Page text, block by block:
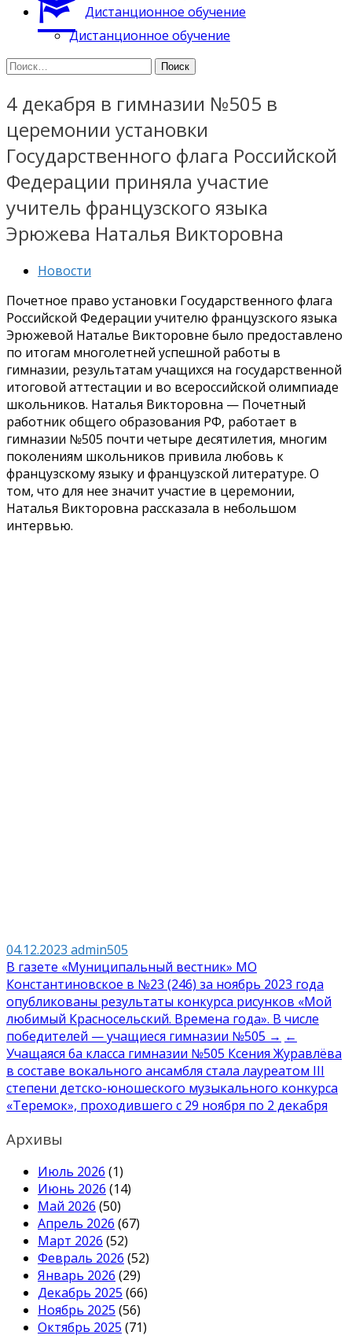
Дистанционное обучение
Дистанционное обучение
Найти:
4 декабря в гимназии №505 в
церемонии установки
Государственного флага Российской
Федерации приняла участие
учитель французского языка
Эрюжева Наталья Викторовна
Новости
Почетное право установки Государственного флага
Российской Федерации учителю французского языка
Эрюжевой Наталье Викторовне было предоставлено
по итогам многолетней успешной работы в
гимназии, результатам учащихся на государственной
итоговой аттестации и во всероссийской олимпиаде
школьников. Наталья Викторовна — Почетный
работник общего образования РФ, работает в
гимназии №505 почти четыре десятилетия, многим
поколениям школьников привила любовь к
французскому языку и французской литературе. О
том, что для нее значит участие в церемонии,
Наталья Викторовна рассказала в небольшом
интервью.
04.12.2023 admin505
Навигация
по
записям
В газете «Муниципальный вестник» МО
Константиновское в №23 (246) за ноябрь 2023 года
опубликованы результаты конкурса рисунков «Мой
любимый Красносельский. Времена года». В числе
победителей — учащиеся гимназии №505 → ←
Учащаяся 6а класса гимназии №505 Ксения Журавлёва
в составе вокального ансамбля стала лауреатом III
степени детско-юношеского музыкального конкурса
«Теремок», проходившего с 29 ноября по 2 декабря
Архивы
Июль 2026 (1)
Июнь 2026 (14)
Май 2026 (50)
Апрель 2026 (67)
Март 2026 (52)
Февраль 2026 (52)
Январь 2026 (29)
Декабрь 2025 (66)
Ноябрь 2025 (56)
Октябрь 2025 (71)